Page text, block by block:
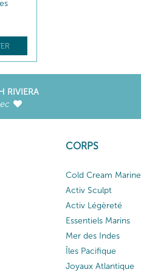
RIVIERA
CORPS
Cold Cream Marine
Activ Sculpt
Activ Légèreté
Essentiels Marins
Mer des Indes
Îles Pacifique
Joyaux Atlantique